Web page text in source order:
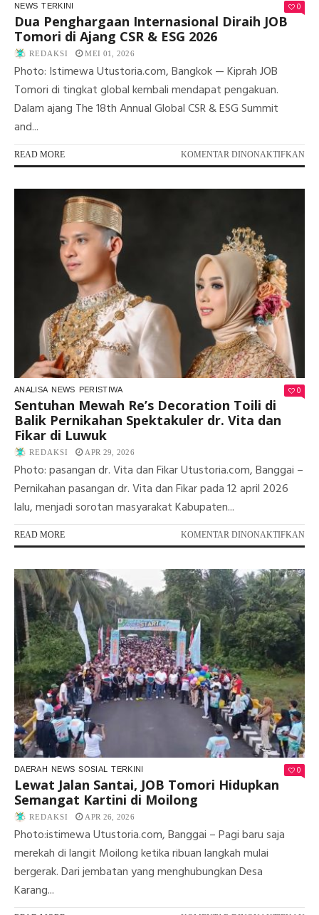
NEWS TERKINI 0
Dua Penghargaan Internasional Diraih JOB
Tomori di Ajang CSR & ESG 2026
REDAKSI MEI 01, 2026
Photo: Istimewa Utustoria.com, Bangkok — Kiprah JOB
Tomori di tingkat global kembali mendapat pengakuan.
Dalam ajang The 18th Annual Global CSR & ESG Summit
and...
READ MORE KOMENTAR DINONAKTIFKAN
ANALISA NEWS PERISTIWA 0
Sentuhan Mewah Re’s Decoration Toili di
Balik Pernikahan Spektakuler dr. Vita dan
Fikar di Luwuk
REDAKSI APR 29, 2026
Photo: pasangan dr. Vita dan Fikar Utustoria.com, Banggai –
Pernikahan pasangan dr. Vita dan Fikar pada 12 april 2026
lalu, menjadi sorotan masyarakat Kabupaten...
READ MORE KOMENTAR DINONAKTIFKAN
DI
DR.
DI
DAERAH NEWS SOSIAL TERKINI 0
Lewat Jalan Santai, JOB Tomori Hidupkan
Semangat Kartini di Moilong
REDAKSI APR 26, 2026
Photo:istimewa Utustoria.com, Banggai – Pagi baru saja
merekah di langit Moilong ketika ribuan langkah mulai
bergerak. Dari jembatan yang menghubungkan Desa
Karang...